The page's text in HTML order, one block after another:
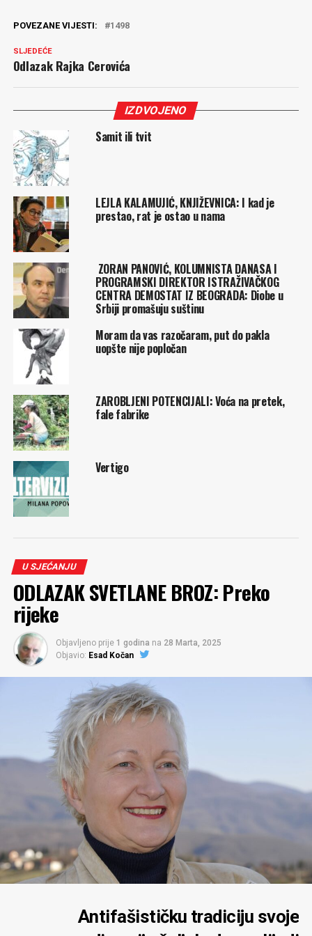
POVEZANE VIJESTI: 1498
SLJEDEĆE
Odlazak Rajka Cerovića
IZDVOJENO
Samit ili tvit
LEJLA KALAMUJIĆ, KNJIŽEVNICA: I kad je
prestao, rat je ostao u nama
ZORAN PANOVIĆ, KOLUMNISTA DANASA I
PROGRAMSKI DIREKTOR ISTRAŽIVAČKOG
CENTRA DEMOSTAT IZ BEOGRADA: Diobe u
Srbiji promašuju suštinu
Moram da vas razočaram, put do pakla
uopšte nije popločan
ZAROBLJENI POTENCIJALI: Voća na pretek,
fale fabrike
Vertigo
U SJEĆANJU
ODLAZAK SVETLANE BROZ: Preko
rijeke
Objavljeno prije 1 godina na 28 Marta, 2025
Objavio: Esad Kočan
Antifašističku tradiciju svoje